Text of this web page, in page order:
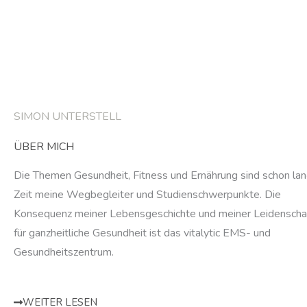
SIMON UNTERSTELL
ÜBER MICH
Die Themen Gesundheit, Fitness und Ernährung sind schon
Zeit meine Wegbegleiter und Studienschwerpunkte. Die
Konsequenz meiner Lebensgeschichte und meiner
für ganzheitliche Gesundheit ist das vitalytic EMS- und
Gesundheitszentrum.
WEITER LESEN